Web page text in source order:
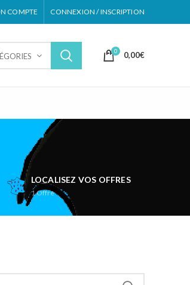
COMPTE CONNEXION / INSCRIPTION
0 0,00€
LOCALISEZ VOS OFFRES
1Offre